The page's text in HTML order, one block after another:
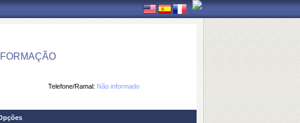
Telefone/Ramal: Não informado